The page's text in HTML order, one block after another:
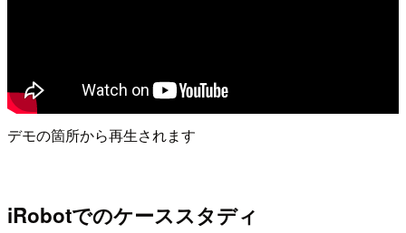
デモの箇所から再生されます
iRobotでのケーススタディ